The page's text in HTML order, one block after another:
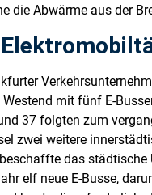
die Abwärme aus der
mit fünf E-
37 folgten zum
zwei weitere
das städtische
elf neue E-Busse,